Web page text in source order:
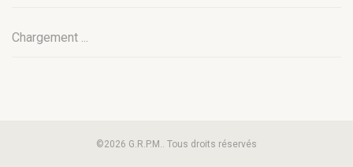
Chargement ...
©2026 G.R.P.M.. Tous droits réservés